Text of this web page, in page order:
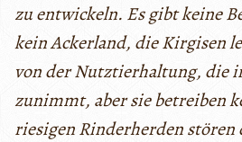
zu entwickeln. Es gibt keine
kein Ackerland, die Kirgisen
von der Nutztierhaltung, die
zunimmt, aber sie betreiben
riesigen Rinderherden